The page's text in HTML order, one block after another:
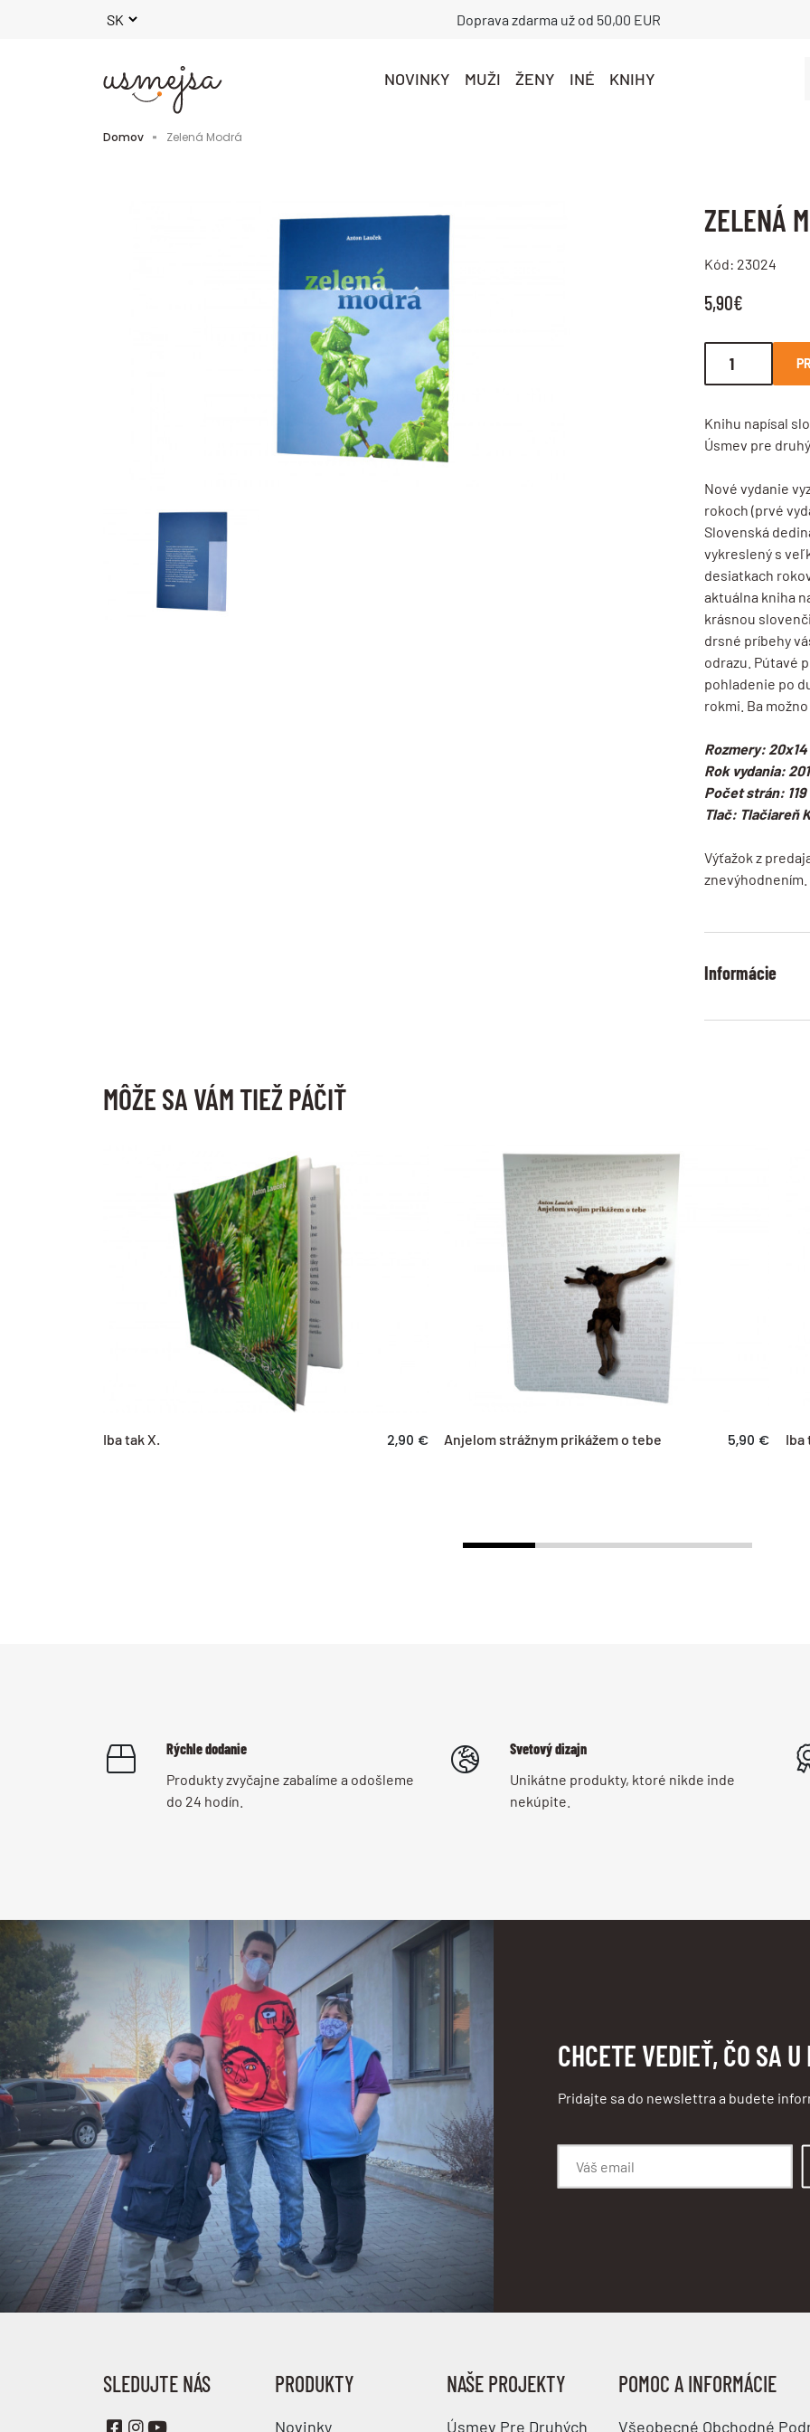
Doprava zdarma už od 50,00 EUR
NOVINKY MUŽI ŽENY INÉ KNIHY
Domov Zelená Modrá
ZELENÁ
Kód: 23024
5,90€
Knihu napísal
Úsmev pre
Nové vydanie
rokoch (prvé
Slovenská
vykreslený s
desiatkach
aktuálna kniha
krásnou
drsné príbehy
odrazu. Pútavé
pohladenie po
rokmi. Ba
Rozmery:
Rok vydania:
Počet strán: 119
Tlač: Tlačiareň
Výťažok z
znevýhodnením.
Informácie
Odstúpenie
do 14 dní
prečítajte si
MÔŽE SA VÁM TIEŽ PÁČIŤ
Iba tak X. 2,90 € Anjelom strážnym prikážem o tebe 5,90 € Iba
Rýchle dodanie
Produkty zvyčajne zabalíme a odošleme
do 24 hodín.
Svetový dizajn
Unikátne produkty, ktoré nikde inde
nekúpite.
CHCETE VEDIEŤ, ČO SA
Pridajte sa do newslettra a budete
SLEDUJTE NÁS PRODUKTY
Novinky
NAŠE PROJEKTY
Úsmev Pre Druhých
POMOC A INFORMÁCIE
Všeobecné Obchodné